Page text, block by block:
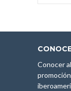
Conocer